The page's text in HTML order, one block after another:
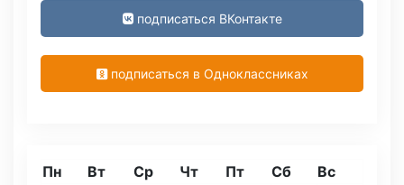
подписаться ВКонтакте
подписаться в Одноклассниках
Пн Вт Ср Чт Пт Сб Вс